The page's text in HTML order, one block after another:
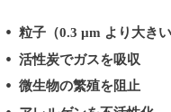
粒子（0.3 µm より大き
活性炭でガスを吸収
微生物の繁殖を阻止